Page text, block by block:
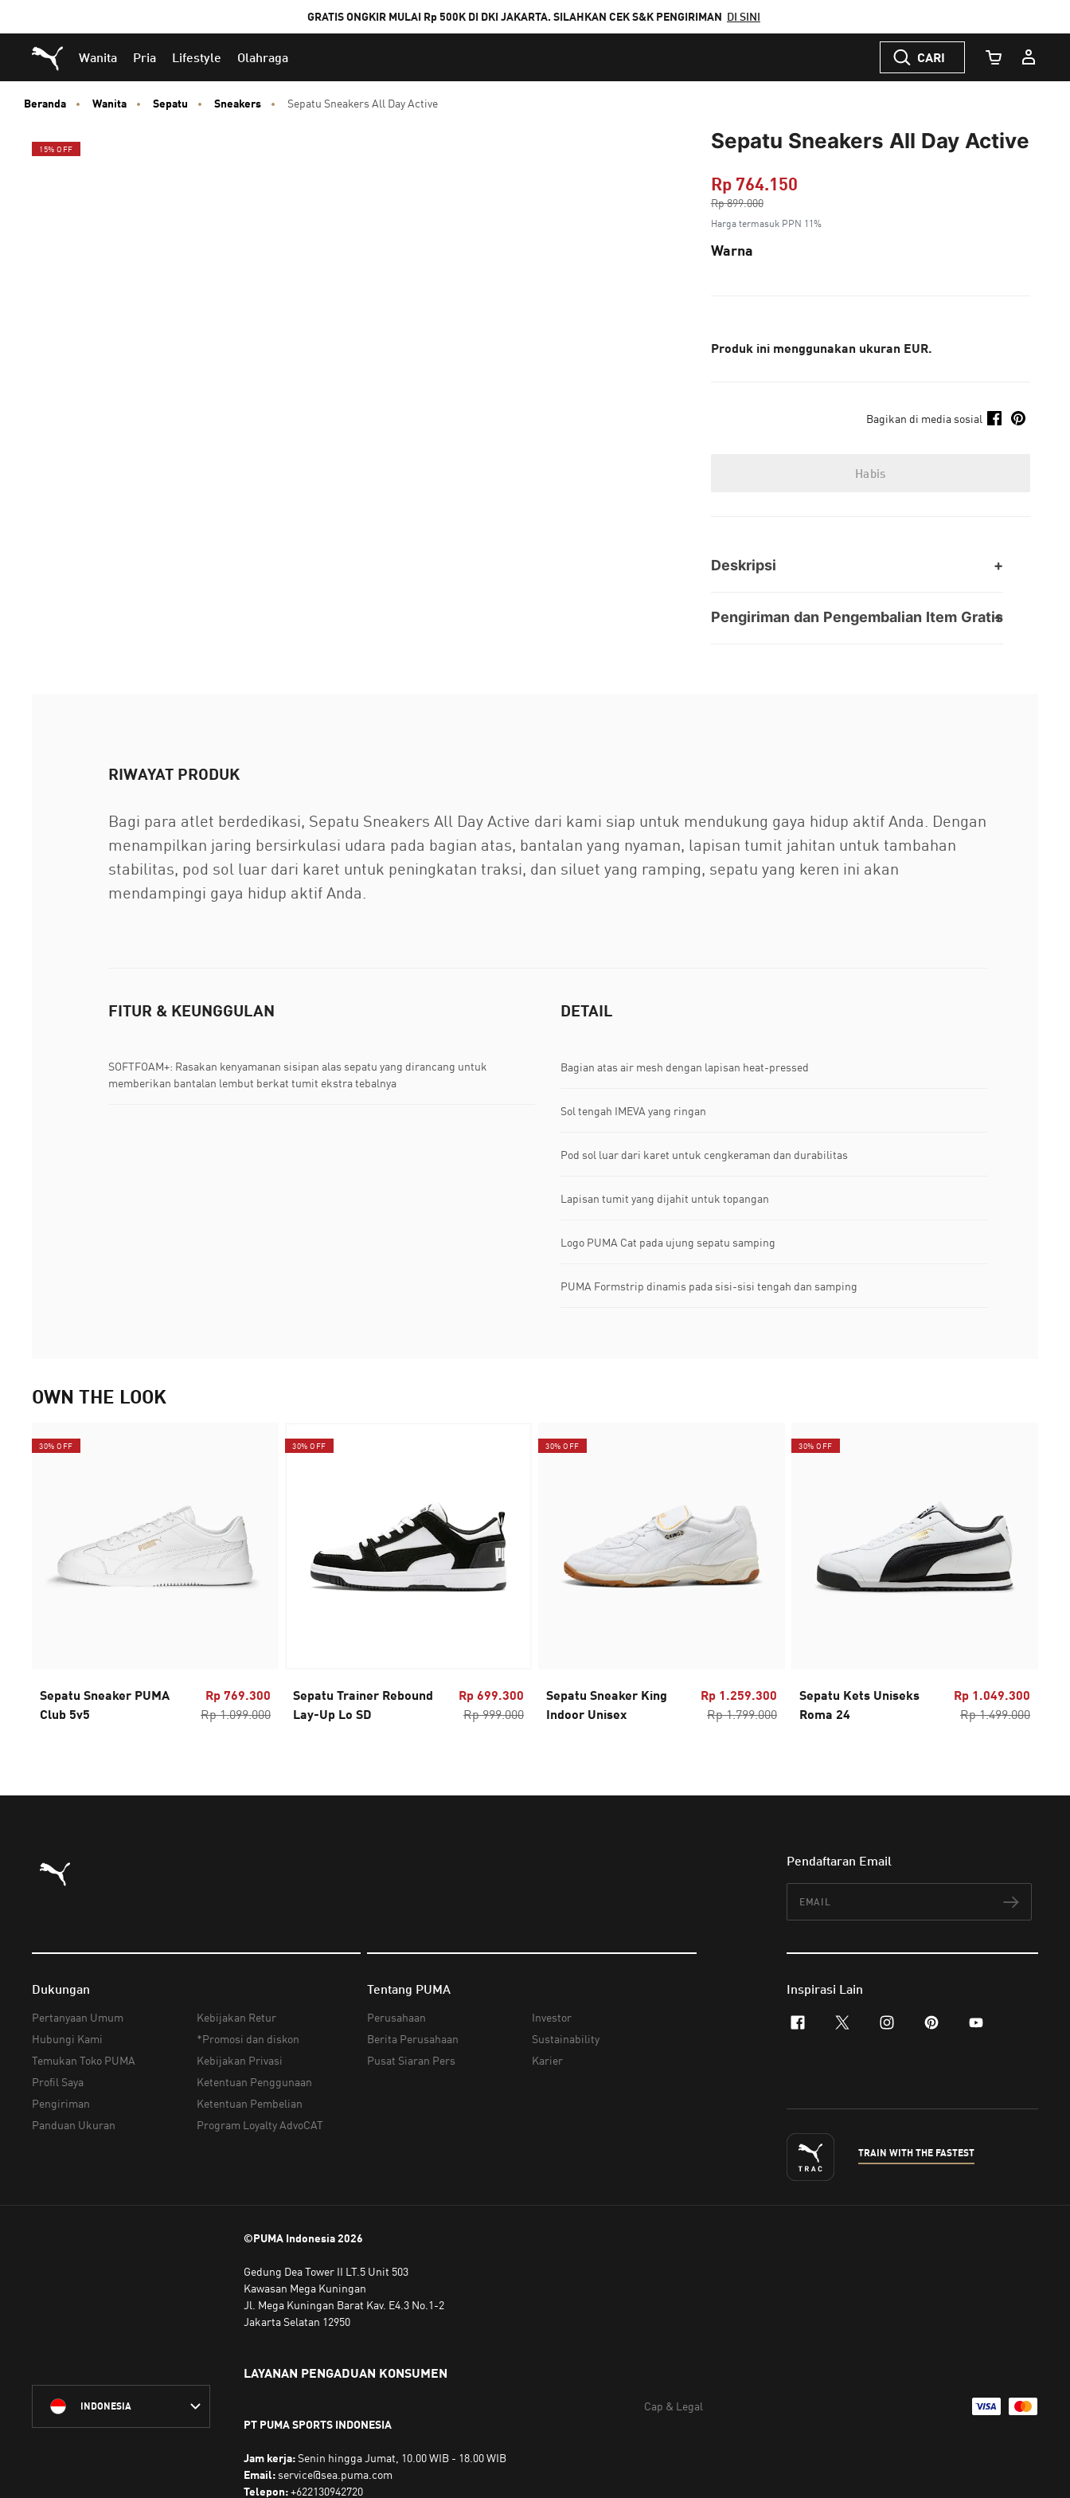
GRATIS ONGKIR MULAI Rp 500K DI DKI JAKARTA. SILAHKAN CEK S&K PENGIRIMAN DI SINI
Puma Beranda
Wanita Pria Lifestyle Olahraga CARI
Jumlah
Beranda Wanita Sepatu Sneakers Sepatu Sneakers All Day Active
15% OFF Sepatu Sneakers All Day Active
Rp 764.150Harga dikurang dari
Rp 899.000
ke
Harga termasuk PPN 11%
Warna
Produk ini menggunakan ukuran EUR.
Bagikan di media sosial
Habis
Deskripsi
Pengiriman dan Pengembalian Item Gratis
RIWAYAT PRODUK
Bagi para atlet berdedikasi, Sepatu Sneakers All Day Active dari kami siap untuk mendukung gaya hidup aktif Anda. Dengan
menampilkan jaring bersirkulasi udara pada bagian atas, bantalan yang nyaman, lapisan tumit jahitan untuk tambahan
stabilitas, pod sol luar dari karet untuk peningkatan traksi, dan siluet yang ramping, sepatu yang keren ini akan
mendampingi gaya hidup aktif Anda.
FITUR & KEUNGGULAN
SOFTFOAM+: Rasakan kenyamanan sisipan alas sepatu yang dirancang untuk
memberikan bantalan lembut berkat tumit ekstra tebalnya
DETAIL
Bagian atas air mesh dengan lapisan heat-pressed
Sol tengah IMEVA yang ringan
Pod sol luar dari karet untuk cengkeraman dan durabilitas
Lapisan tumit yang dijahit untuk topangan
Logo PUMA Cat pada ujung sepatu samping
PUMA Formstrip dinamis pada sisi-sisi tengah dan samping
OWN THE LOOK
30% OFF
Sepatu Sneaker PUMA
Club 5v5
Rp 769.300
Rp 1.099.000
30% OFF
Sepatu Trainer Rebound
Lay-Up Lo SD
Rp 699.300
Rp 999.000
30% OFF
Sepatu Sneaker King
Indoor Unisex
Rp 1.259.300
Rp 1.799.000
30% OFF
Sepatu Kets Uniseks
Roma 24
Rp 1.049.300
Rp 1.499.000
Puma Beranda Pendaftaran Email
Dukungan
Pertanyaan Umum
Hubungi Kami
Temukan Toko PUMA
Profil Saya
Pengiriman
Panduan Ukuran
Kebijakan Retur
*Promosi dan diskon
Kebijakan Privasi
Ketentuan Penggunaan
Ketentuan Pembelian
Program Loyalty AdvoCAT
Tentang PUMA
Perusahaan
Berita Perusahaan
Pusat Siaran Pers
Investor
Sustainability
Karier
Inspirasi Lain
facebookx-twitterinstagram
pinterestyoutube
TRAIN WITH THE FASTEST
INDONESIA
©PUMA Indonesia2026
Gedung Dea Tower II LT.5 Unit 503
Kawasan Mega Kuningan
Jl. Mega Kuningan Barat Kav. E4.3 No.1-2
Jakarta Selatan 12950
LAYANAN PENGADUAN KONSUMEN
PT PUMA SPORTS INDONESIA
Jam kerja:Senin hingga Jumat, 10.00 WIB - 18.00 WIB
Email:service@sea.puma.com
Telepon:+622130942720
Cap & Legal